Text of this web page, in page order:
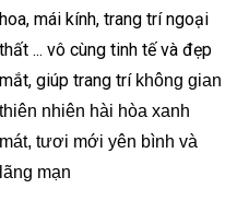
hoa, mái kính, trang trí ngoại
thất ...vô cùng tinh tế và đẹp
mắt, giúp trang trí không gian
thiên nhiên hài hòa xanh
mát, tươi mới yên bình và
lãng mạn